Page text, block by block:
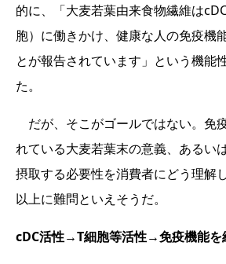
的に、「大麦若葉由来食物繊維は
胞）に働きかけ、健康な人の免疫機
とが報告されています」という機能
た。
だが、そこがゴールではない。免
れている大麦若葉末の意義、あるい
摂取する必要性を消費者にどう理解
以上に難問といえそうだ。
cDC活性→T細胞等活性→免疫機能を